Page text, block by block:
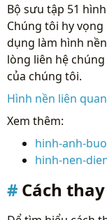
Bộ sưu tập 51
Chúng tôi hy
dụng làm hình
lòng liên hệ
của chúng tôi.
Hình nền liên
Xem thêm:
hinh-anh-
hinh-nen-
Cách